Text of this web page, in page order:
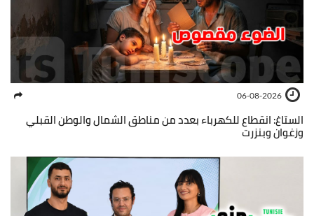
06-08-2026
الستاغ: انقطاع للكهرباء بعدد من مناطق الشمال والوطن القبلي
وزغوان وبنزرت